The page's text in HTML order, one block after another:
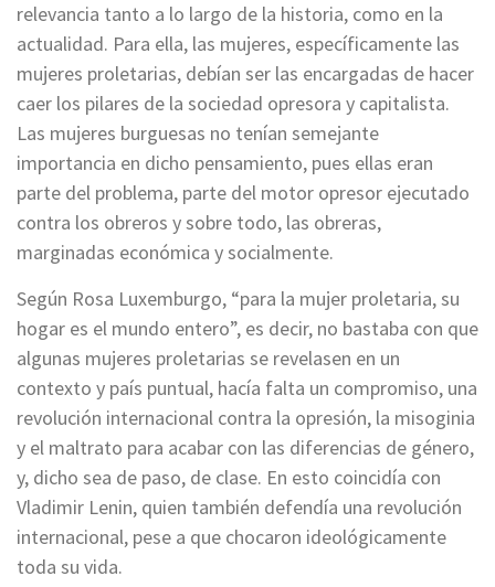
relevancia tanto a lo largo de la historia, como en la
actualidad. Para ella, las mujeres, específicamente las
mujeres proletarias, debían ser las encargadas de hacer
caer los pilares de la sociedad opresora y capitalista.
Las mujeres burguesas no tenían semejante
importancia en dicho pensamiento, pues ellas eran
parte del problema, parte del motor opresor ejecutado
contra los obreros y sobre todo, las obreras,
marginadas económica y socialmente.
Según Rosa Luxemburgo, “para la mujer proletaria, su
hogar es el mundo entero”, es decir, no bastaba con que
algunas mujeres proletarias se revelasen en un
contexto y país puntual, hacía falta un compromiso, una
revolución internacional contra la opresión, la misoginia
y el maltrato para acabar con las diferencias de género,
y, dicho sea de paso, de clase. En esto coincidía con
Vladimir Lenin, quien también defendía una revolución
internacional, pese a que chocaron ideológicamente
toda su vida.